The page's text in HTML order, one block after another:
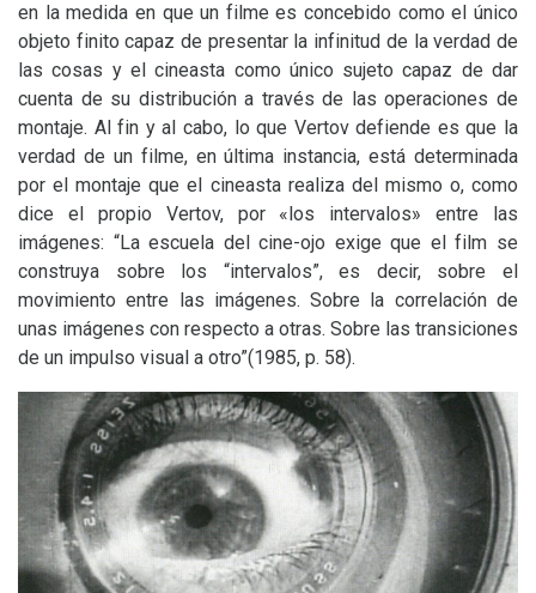
en la medida en que un filme es concebido como el único
objeto finito capaz de presentar la infinitud de la verdad de
las cosas y el cineasta como único sujeto capaz de dar
cuenta de su distribución a través de las operaciones de
montaje. Al fin y al cabo, lo que Vertov defiende es que la
verdad de un filme, en última instancia, está determinada
por el montaje que el cineasta realiza del mismo o, como
dice el propio Vertov, por «los intervalos» entre las
imágenes: “La escuela del cine-ojo exige que el film se
construya sobre los “intervalos”, es decir, sobre el
movimiento entre las imágenes. Sobre la correlación de
unas imágenes con respecto a otras. Sobre las transiciones
de un impulso visual a otro”(1985, p. 58).